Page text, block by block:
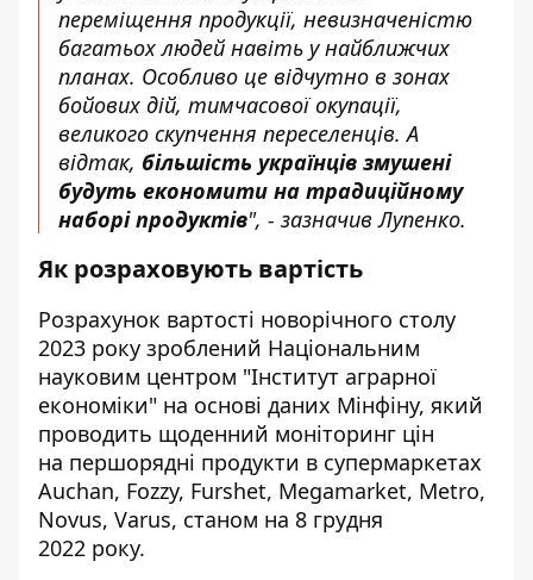
переміщення продукції, невизначеністю
багатьох людей навіть у найближчих
планах. Особливо це відчутно в зонах
бойових дій, тимчасової окупації,
великого скупчення переселенців. А
відтак, більшість українців змушені
будуть економити на традиційному
наборі продуктів", - зазначив Лупенко.
Як розраховують вартість
Розрахунок вартості новорічного столу
2023 року зроблений Національним
науковим центром "Інститут аграрної
економіки" на основі даних Мінфіну, який
проводить щоденний моніторинг цін
на першорядні продукти в супермаркетах
Auchan, Fozzy, Furshet, Megamarket, Metro,
Novus, Varus, станом на 8 грудня
2022 року.